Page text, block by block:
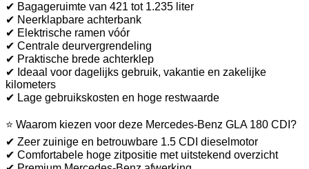
✔ Bagageruimte van 421 tot 1.235 liter
✔ Neerklapbare achterbank
✔ Elektrische ramen vóór
✔ Centrale deurvergrendeling
✔ Praktische brede achterklep
✔ Ideaal voor dagelijks gebruik, vakantie en zakelijke
kilometers
✔ Lage gebruikskosten en hoge restwaarde
⭐ Waarom kiezen voor deze Mercedes-Benz GLA 180 CDI?
✔ Zeer zuinige en betrouwbare 1.5 CDI dieselmotor
✔ Comfortabele hoge zitpositie met uitstekend overzicht